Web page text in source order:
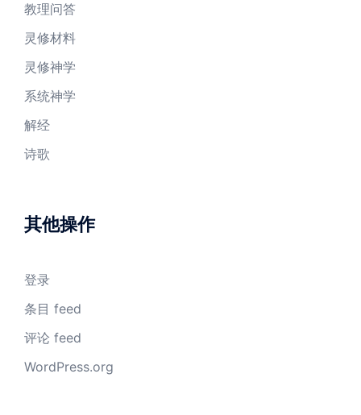
教理问答
灵修材料
灵修神学
系统神学
解经
诗歌
其他操作
登录
条目 feed
评论 feed
WordPress.org